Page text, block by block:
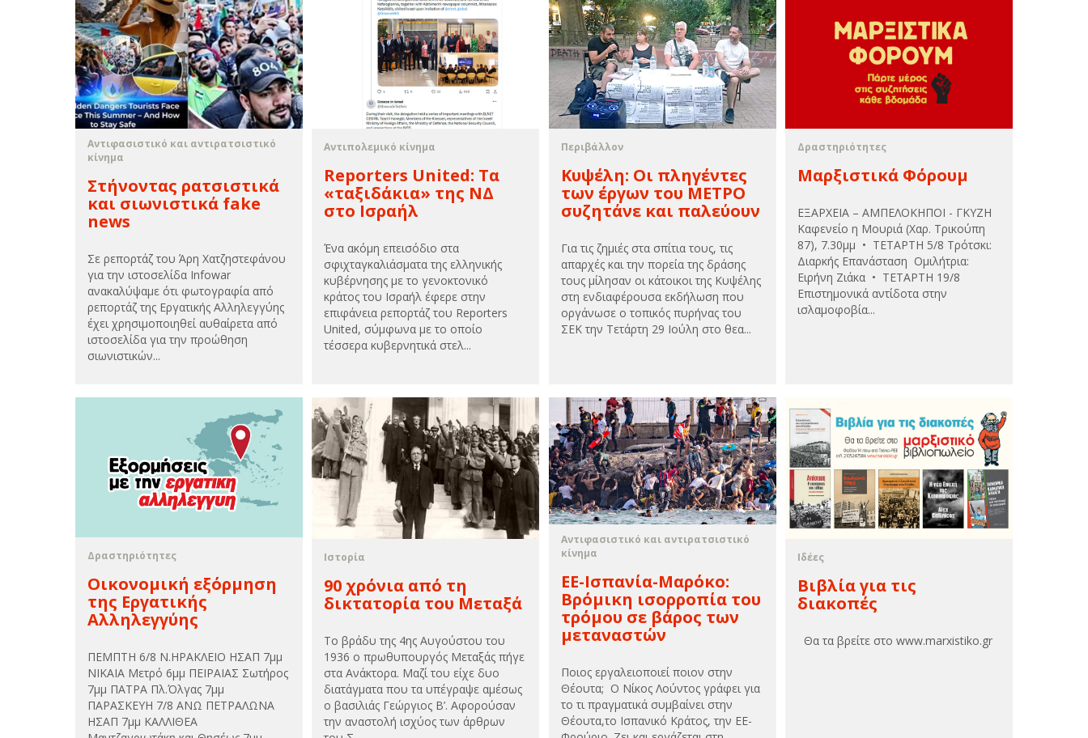
Αντιφασιστικό και αντιρατσιστικό
κίνημα
Στήνοντας ρατσιστικά
και σιωνιστικά fake
news
Σε ρεπορτάζ του Άρη Χατζηστεφάνου
για την ιστοσελίδα Infowar
ανακαλύψαμε ότι φωτογραφία από
ρεπορτάζ της Εργατικής Αλληλεγγύης
έχει χρησιμοποιηθεί αυθαίρετα από
ιστοσελίδα για την προώθηση
σιωνιστικών...
Αντιπολεμικό κίνημα
Reporters United: Τα
«ταξιδάκια» της ΝΔ
στο Ισραήλ
Ένα ακόμη επεισόδιο στα
σφιχταγκαλιάσματα της ελληνικής
κυβέρνησης με το γενοκτονικό
κράτος του Ισραήλ έφερε στην
επιφάνεια ρεπορτάζ του Reporters
United, σύμφωνα με το οποίο
τέσσερα κυβερνητικά στελ...
Περιβάλλον
Κυψέλη: Οι πληγέντες
των έργων του ΜΕΤΡΟ
συζητάνε και παλεύουν
Για τις ζημιές στα σπίτια τους, τις
απαρχές και την πορεία της δράσης
τους μίλησαν οι κάτοικοι της Κυψέλης
στη ενδιαφέρουσα εκδήλωση που
οργάνωσε ο τοπικός πυρήνας του
ΣΕΚ την Τετάρτη 29 Ιούλη στο θεα...
Δραστηριότητες
Μαρξιστικά Φόρουμ
ΕΞΑΡΧΕΙΑ – ΑΜΠΕΛΟΚΗΠΟΙ - ΓΚΥΖΗ
Καφενείο η Μουριά (Χαρ. Τρικούπη
87), 7.30μμ • ΤΕΤΑΡΤΗ 5/8 Τρότσκι:
Διαρκής Επανάσταση Ομιλήτρια:
Ειρήνη Ζιάκα • ΤΕΤΑΡΤΗ 19/8
Επιστημονικά αντίδοτα στην
ισλαμοφοβία...
Δραστηριότητες
Οικονομική εξόρμηση
της Εργατικής
Αλληλεγγύης
ΠΕΜΠΤΗ 6/8 Ν.ΗΡΑΚΛΕΙΟ ΗΣΑΠ 7μμ
ΝΙΚΑΙΑ Μετρό 6μμ ΠΕΙΡΑΙΑΣ Σωτήρος
7μμ ΠΑΤΡΑ Πλ.Όλγας 7μμ
ΠΑΡΑΣΚΕΥΗ 7/8 ΑΝΩ ΠΕΤΡΑΛΩΝΑ
ΗΣΑΠ 7μμ ΚΑΛΛΙΘΕΑ
Ιστορία
90 χρόνια από τη
δικτατορία του Μεταξά
Το βράδυ της 4ης Αυγούστου του
1936 ο πρωθυπουργός Μεταξάς πήγε
στα Ανάκτορα. Μαζί του είχε δυο
διατάγματα που τα υπέγραψε αμέσως
ο βασιλιάς Γεώργιος Β’. Αφορούσαν
την αναστολή ισχύος των άρθρων
Αντιφασιστικό και αντιρατσιστικό
κίνημα
ΕΕ-Ισπανία-Μαρόκο:
Βρόμικη ισορροπία του
τρόμου σε βάρος των
μεταναστών
Ποιος εργαλειοποιεί ποιον στην
Θέουτα; Ο Νίκος Λούντος γράφει για
το τι πραγματικά συμβαίνει στην
Θέουτα,το Ισπανικό Κράτος, την ΕΕ-
Ιδέες
Βιβλία για τις
διακοπές
Θα τα βρείτε στο www.marxistiko.gr